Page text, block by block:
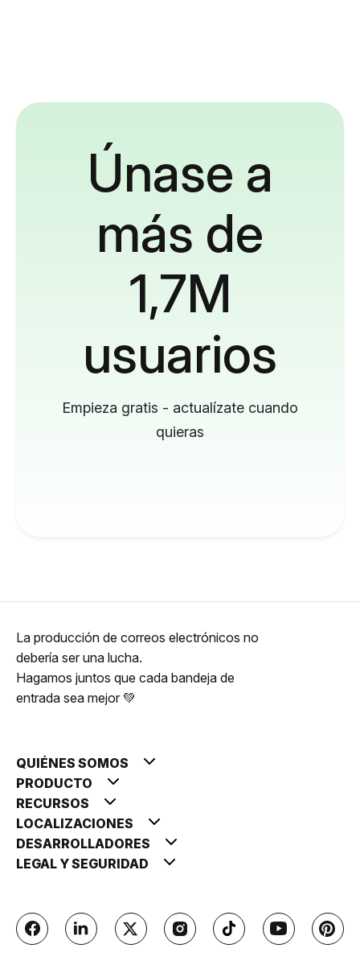
Únase a
más de
1,7M
usuarios
Empieza gratis - actualízate cuando
quieras
La producción de correos electrónicos no
debería ser una lucha.
Hagamos juntos que cada bandeja de
entrada sea mejor 💚
QUIÉNES SOMOS
PRODUCTO
RECURSOS
LOCALIZACIONES
DESARROLLADORES
LEGAL Y SEGURIDAD